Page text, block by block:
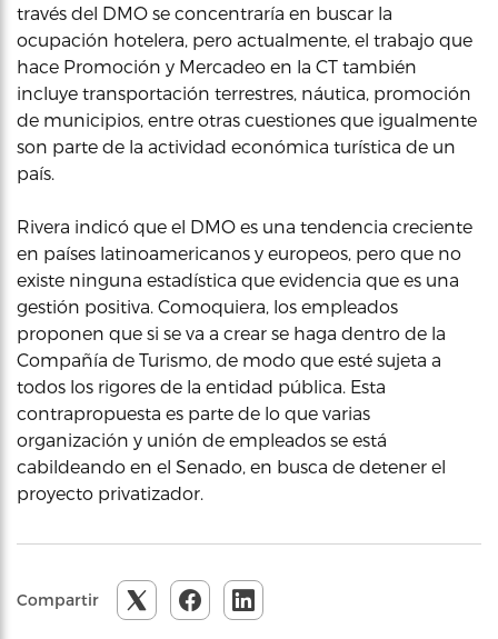
través del DMO se concentraría en buscar la
ocupación hotelera, pero actualmente, el trabajo que
hace Promoción y Mercadeo en la CT también
incluye transportación terrestres, náutica, promoción
de municipios, entre otras cuestiones que igualmente
son parte de la actividad económica turística de un
país.
Rivera indicó que el DMO es una tendencia creciente
en países latinoamericanos y europeos, pero que no
existe ninguna estadística que evidencia que es una
gestión positiva. Comoquiera, los empleados
proponen que si se va a crear se haga dentro de la
Compañía de Turismo, de modo que esté sujeta a
todos los rigores de la entidad pública. Esta
contrapropuesta es parte de lo que varias
organización y unión de empleados se está
cabildeando en el Senado, en busca de detener el
proyecto privatizador.
Compartir